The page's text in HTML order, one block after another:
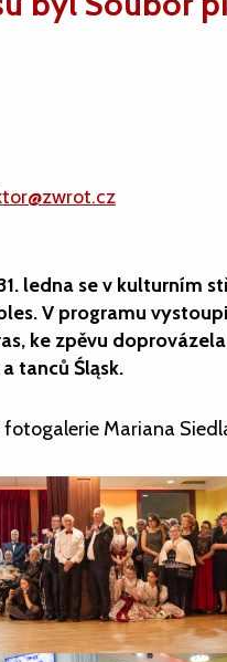
ledna se v kulturním
V programu
ke zpěvu
tanců Śląsk.
Mariana